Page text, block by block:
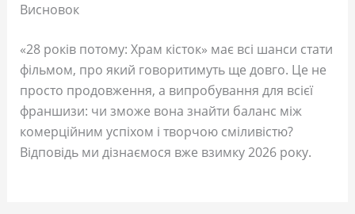
Висновок
«28 років потому: Храм кісток» має всі шанси стати
фільмом, про який говоритимуть ще довго. Це не
просто продовження, а випробування для всієї
франшизи: чи зможе вона знайти баланс між
комерційним успіхом і творчою сміливістю?
Відповідь ми дізнаємося вже взимку 2026 року.